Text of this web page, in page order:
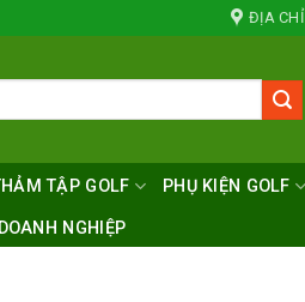
ĐỊA CHỈ
TẬP GOLF PHỤ KIỆN GOLF
NGHIỆP